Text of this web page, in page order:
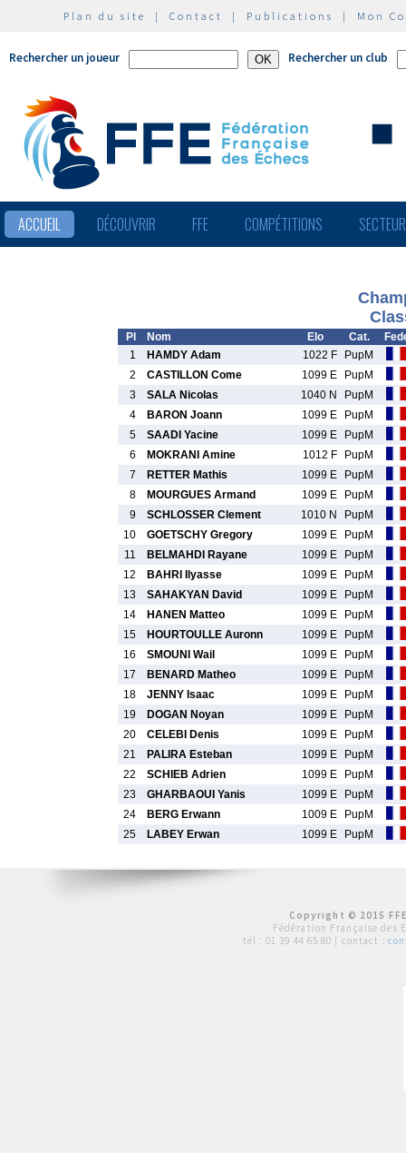
Plan du site | Contact | Publications | Mon
Rechercher un joueur Rechercher un club
ACCUEIL DÉCOUVRIR FFE COMPÉTITIONS
Pl Nom Elo Cat.
1
HAMDY Adam 1022 F
PupM
2
CASTILLON Come 1099 E
PupM
3
SALA Nicolas 1040 N
PupM
4
BARON Joann 1099 E
PupM
5
SAADI Yacine 1099 E
PupM
6
MOKRANI Amine 1012 F
PupM
7
RETTER Mathis 1099 E
PupM
8
MOURGUES Armand 1099 E
PupM
9
SCHLOSSER Clement 1010 N
PupM
10
GOETSCHY Gregory 1099 E
PupM
11
BELMAHDI Rayane 1099 E
PupM
12
BAHRI Ilyasse 1099 E
PupM
13
SAHAKYAN David 1099 E
PupM
14
HANEN Matteo 1099 E
PupM
15
HOURTOULLE Auronn 1099 E
PupM
16
SMOUNI Wail 1099 E
PupM
17
BENARD Matheo 1099 E
PupM
18
JENNY Isaac 1099 E
PupM
19
DOGAN Noyan 1099 E
PupM
20
CELEBI Denis 1099 E
PupM
21
PALIRA Esteban 1099 E
PupM
22
SCHIEB Adrien 1099 E
PupM
23
GHARBAOUI Yanis 1099 E
PupM
24
BERG Erwann 1009 E
PupM
25
LABEY Erwan 1099 E PupM
Copyright © 2015
Fédération Française des
tél : 01 39 44 65 80 | contact :